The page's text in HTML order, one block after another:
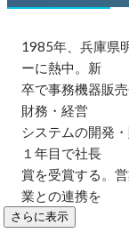
1985年、兵庫県
ーに熱中。新
卒で事務機器販
財務・経営
システムの開発
１年目で社長
賞を受賞する。
業との連携を
さらに表示